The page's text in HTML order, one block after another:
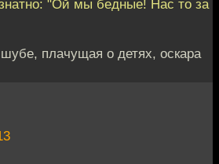
"Ой мы бедные! Нас то за
плачущая о детях, оскара